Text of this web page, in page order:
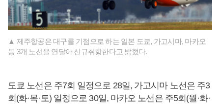
▲ 제주항공은 대구를 기점으로 하는 일본 도쿄, 가고시마, 마카오
등 3개 노선을 연달아 신규취항한다고 밝혔다.
도쿄 노선은 주7회 일정으로 28일, 가고시마 노선은 주3
회(화·목·토) 일정으로 30일, 마카오 노선은 주5회(월·화·